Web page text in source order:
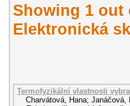
Showing 1
Elektronická
Termofyzikální vlastnosti
Charvátová, Hana; Janáčová,